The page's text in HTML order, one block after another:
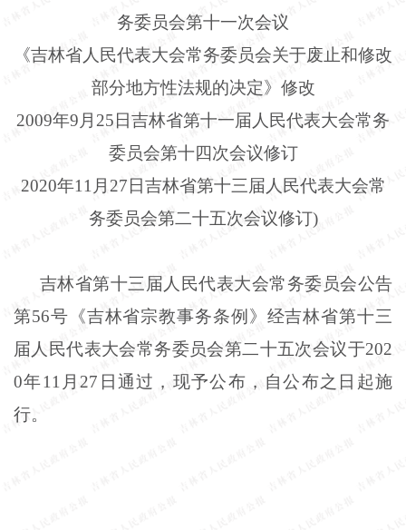
务委员会第十一次会议
《吉林省人民代表大会常务委员会关于废止和修改
部分地方性法规的决定》修改
2009年9月25日吉林省第十一届人民代表大会常务
委员会第十四次会议修订
2020年11月27日吉林省第十三届人民代表大会常
务委员会第二十五次会议修订)
吉林省第十三届人民代表大会常务委员会公告
第56号《吉林省宗教事务条例》经吉林省第十三
届人民代表大会常务委员会第二十五次会议于202
0年11月27日通过，现予公布，自公布之日起施
行。